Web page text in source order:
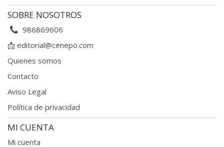
SOBRE NOSOTROS
986869606
📩 editorial@cenepo.com
Quienes somos
Contacto
Aviso Legal
Política de privacidad
MI CUENTA
Mi cuenta